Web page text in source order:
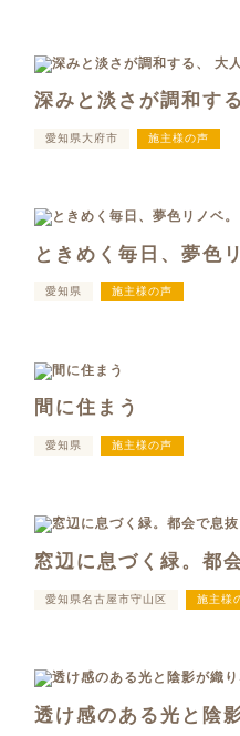
深みと淡さが調和す
愛知県大府市 施主様の声
ときめく毎日、夢色
愛知県 施主様の声
間に住まう
愛知県 施主様の声
窓辺に息づく緑。都
愛知県名古屋市守山区 施主様
透け感のある光と陰